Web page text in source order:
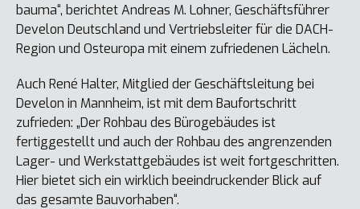
bauma“, berichtet Andreas M. Lohner, Geschäftsführer
Develon Deutschland und Vertriebsleiter für die DACH-
Region und Osteuropa mit einem zufriedenen Lächeln.
Auch René Halter, Mitglied der Geschäftsleitung bei
Develon in Mannheim, ist mit dem Baufortschritt
zufrieden: „Der Rohbau des Bürogebäudes ist
fertiggestellt und auch der Rohbau des angrenzenden
Lager- und Werkstattgebäudes ist weit fortgeschritten.
Hier bietet sich ein wirklich beeindruckender Blick auf
das gesamte Bauvorhaben“.